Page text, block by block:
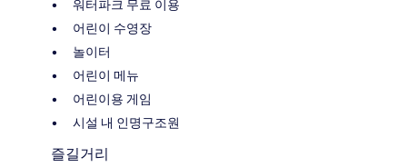
워터파크 무료 이용
어린이 수영장
놀이터
어린이 메뉴
어린이용 게임
시설 내 인명구조원
즐길거리